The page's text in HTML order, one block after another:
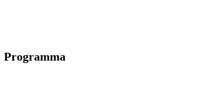
Programma